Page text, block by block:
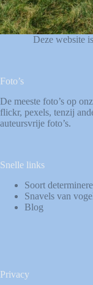
Deze website
Foto’s
De meeste foto’s op
flickr, pexels, tenzij
auteursvrije foto’s.
Snelle links
Soort
Snavels van
Blog
Privacy